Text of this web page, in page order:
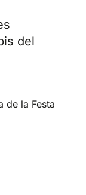
del
de la Festa